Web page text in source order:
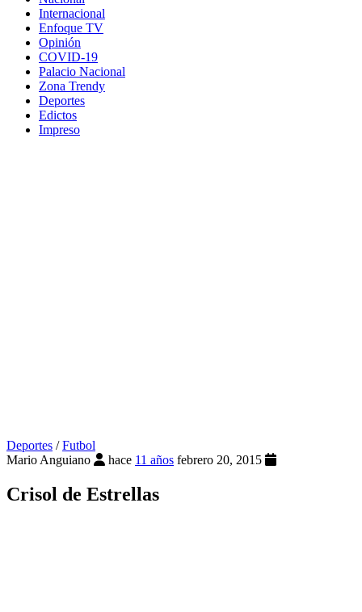
Internacional
Enfoque TV
Opinión
COVID-19
Palacio Nacional
Zona Trendy
Deportes
Edictos
Impreso
Deportes /Futbol
Mario Anguiano
hace 11 años febrero 20, 2015
Crisol de Estrellas